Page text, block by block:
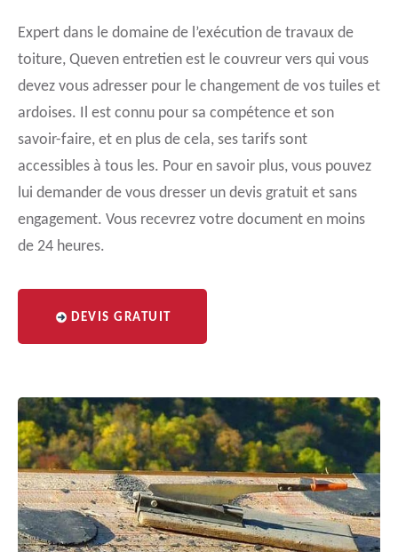
Expert dans le domaine de l’exécution de travaux de
toiture, Queven entretien est le couvreur vers qui vous
devez vous adresser pour le changement de vos tuiles et
ardoises. Il est connu pour sa compétence et son
savoir-faire, et en plus de cela, ses tarifs sont
accessibles à tous les. Pour en savoir plus, vous pouvez
lui demander de vous dresser un devis gratuit et sans
engagement. Vous recevrez votre document en moins
de 24 heures.
DEVIS GRATUIT